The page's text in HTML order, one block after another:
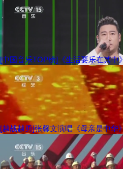
[中国音乐TOP榜]《生活要乐在其中
[越战越勇]张馨文演唱《母亲是中华